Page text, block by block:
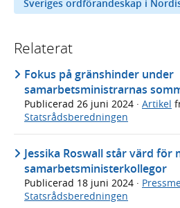
Sveriges ordförandeskap i
Relaterat
Fokus på gränshinder under
samarbetsministrarnas
Publicerad 26 juni 2024 · Artikel
Statsrådsberedningen
Jessika Roswall står värd för
samarbetsministerkollegor
Publicerad 18 juni 2024 ·
Statsrådsberedningen